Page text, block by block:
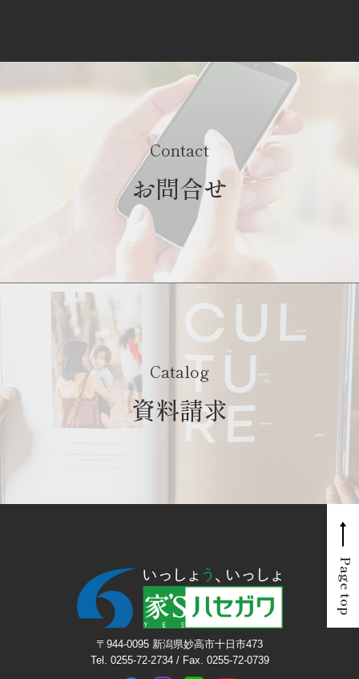
Contact
お問合せ
Catalog
資料請求
Page top
〒944-0095 新潟県妙高市十日市473
Tel. 0255-72-2734 / Fax. 0255-72-0739